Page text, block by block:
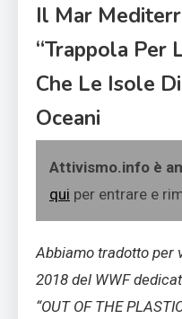
Il Mar
“trappola Per
Che Le Isole
Oceani
Attivismo.info è
qui per entrare e
Abbiamo tradotto per
2018 del WWF
“OUT OF THE